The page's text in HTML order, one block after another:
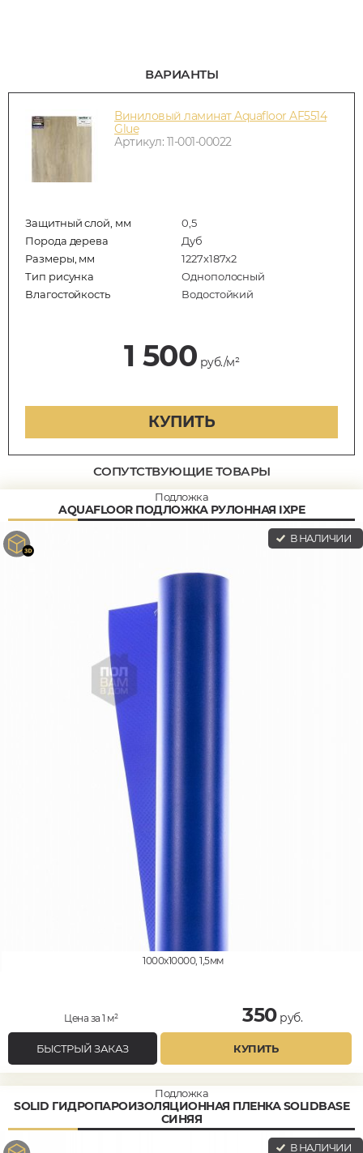
ВАРИАНТЫ
Виниловый ламинат Aquafloor AF5514
Glue
Артикул: 11-001-00022
Защитный слой, мм
0,5
Порода дерева
Дуб
Размеры, мм
1227x187x2
Тип рисунка
Однополосный
Влагостойкость
Водостойкий
1 500 руб./м²
КУПИТЬ
СОПУТСТВУЮЩИЕ ТОВАРЫ
Подложка
AQUAFLOOR ПОДЛОЖКА РУЛОННАЯ IXPE
В НАЛИЧИИ
1000x10000, 1,5мм
Цена за 1 м² 350руб.
БЫСТРЫЙ ЗАКАЗ КУПИТЬ
Подложка
SOLID ГИДРОПАРОИЗОЛЯЦИОННАЯ ПЛЕНКА SOLIDBASE
СИНЯЯ
В НАЛИЧИИ